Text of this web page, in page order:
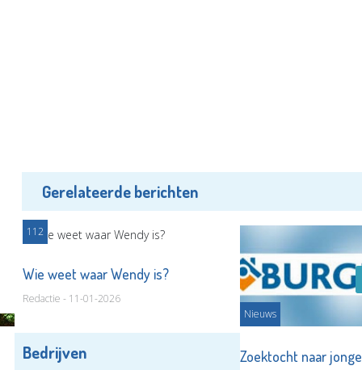
Gerelateerde berichten
112
Wie weet waar Wendy is?
Redactie - 11-01-2026
Nieuws
Zoektocht naar
Bedrijven Alle bedrijven